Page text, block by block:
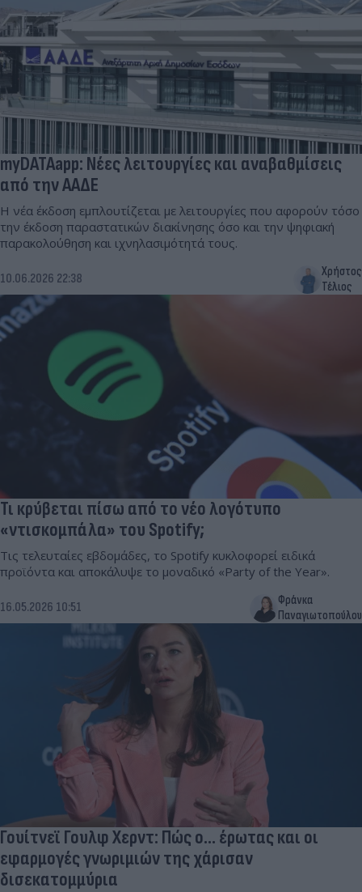
myDATAapp: Νέες λειτουργίες και αναβαθμίσεις
από την ΑΑΔΕ
Η νέα έκδοση εμπλουτίζεται με λειτουργίες που αφορούν τόσο
την έκδοση παραστατικών διακίνησης όσο και την ψηφιακή
παρακολούθηση και ιχνηλασιμότητά τους.
10.06.2026 22:38
Χρήστος
Τέλιος
Τι κρύβεται πίσω από το νέο λογότυπο
«ντισκομπάλα» του Spotify;
Τις τελευταίες εβδομάδες, το Spotify κυκλοφορεί ειδικά
προϊόντα και αποκάλυψε το μοναδικό «Party of the Year».
16.05.2026 10:51
Φράνκα
Παναγιωτοπούλου
Γουίτνεϊ Γουλφ Χερντ: Πώς ο… έρωτας και οι
εφαρμογές γνωριμιών της χάρισαν
δισεκατομμύρια